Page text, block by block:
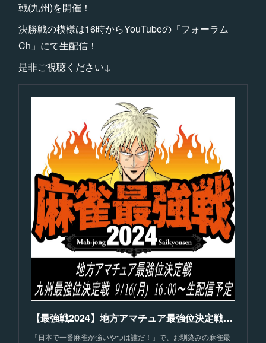
戦(九州)を開催！
決勝戦の模様は16時からYouTubeの「フォーラム
Ch」にて生配信！
是非ご視聴ください↓
【最強戦2024】地方アマチュア最強位決定戦【九州】
「日本で一番麻雀が強いやつは誰だ！」で、お馴染みの麻雀最